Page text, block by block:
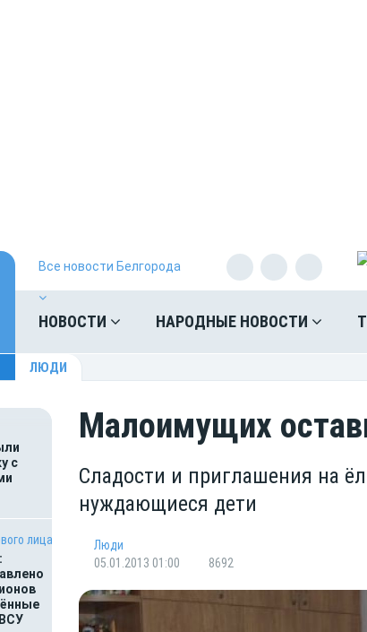
Все новости Белгорода
НОВОСТИ НАРОДНЫЕ НОВОСТИ
ЛЮДИ
с
лица
Малоимущих
Сладости и приглашения на
нуждающиеся дети
Люди
05.01.2013 01:00
8692